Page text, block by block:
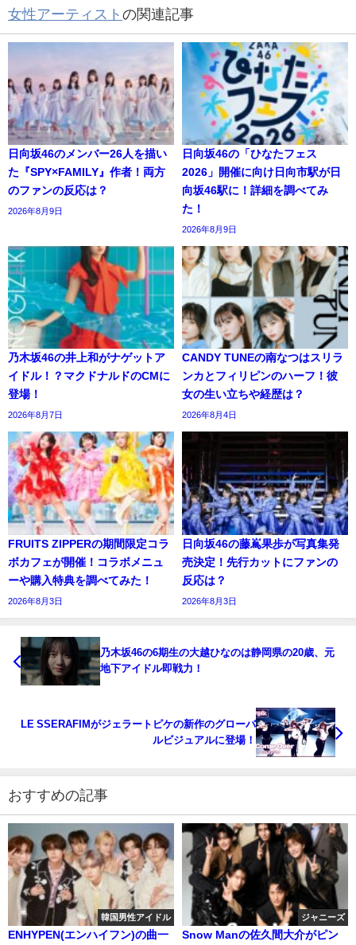
女性アーティスト の関連記事
日向坂46のメンバー26人を描い
た『SPY×FAMILY』作者！両方
のファンの反応は？
2026年8月9日
日向坂46の「ひなたフェス
2026」開催に向け日向市駅が日
向坂46駅に！詳細を調べてみ
た！
2026年8月9日
乃木坂46の井上和がナゲットア
イドル！？マクドナルドのCMに
登場！
2026年8月7日
CANDY TUNEの南なつはスリラ
ンカとフィリピンのハーフ！彼
女の生い立ちや経歴は？
2026年8月4日
FRUITS ZIPPERの期間限定コラ
ボカフェが開催！コラボメニュ
ーや購入特典を調べてみた！
2026年8月3日
日向坂46の藤嶌果歩が写真集発
売決定！先行カットにファンの
反応は？
2026年8月3日
乃木坂46の6期生の大越ひなのは静岡県の20歳、元
地下アイドル即戦力！
LE SSERAFIMがジェラートピケの新作のグローバ
ルビジュアルに登場！
おすすめの記事
韓国男性アイドル
ENHYPEN(エンハイフン)の曲一
ジャニーズ
Snow Manの佐久間大介がピン